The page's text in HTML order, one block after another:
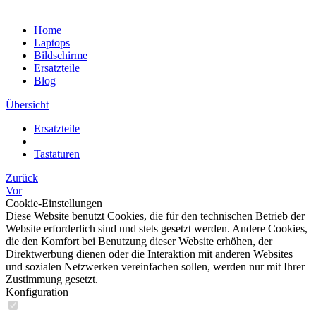
Home
Laptops
Bildschirme
Ersatzteile
Blog
Übersicht
Ersatzteile
Tastaturen
Zurück
Vor
Cookie-Einstellungen
Diese Website benutzt Cookies, die für den technischen Betrieb der
Website erforderlich sind und stets gesetzt werden. Andere Cookies,
die den Komfort bei Benutzung dieser Website erhöhen, der
Direktwerbung dienen oder die Interaktion mit anderen Websites
und sozialen Netzwerken vereinfachen sollen, werden nur mit Ihrer
Zustimmung gesetzt.
Konfiguration